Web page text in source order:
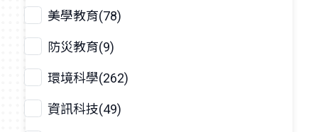
美學教育(78)
防災教育(9)
環境科學(262)
資訊科技(49)